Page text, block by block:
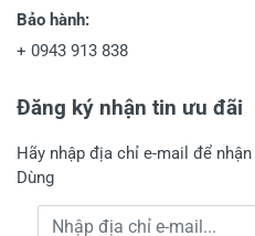
Bảo hành:
+ 0943 913 838
Đăng ký nhận tin ưu đãi
Hãy nhập địa chỉ e-mail để
Dùng
Địa chỉ e-mail